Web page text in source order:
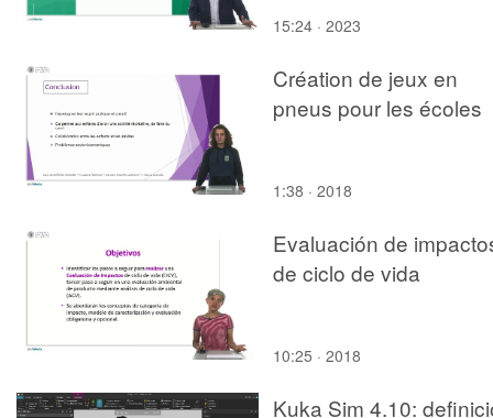
15:24 · 2023
Création de jeux en
pneus pour les écoles
1:38 · 2018
Evaluación de
de ciclo de vida
10:25 · 2018
Kuka Sim 4.10: